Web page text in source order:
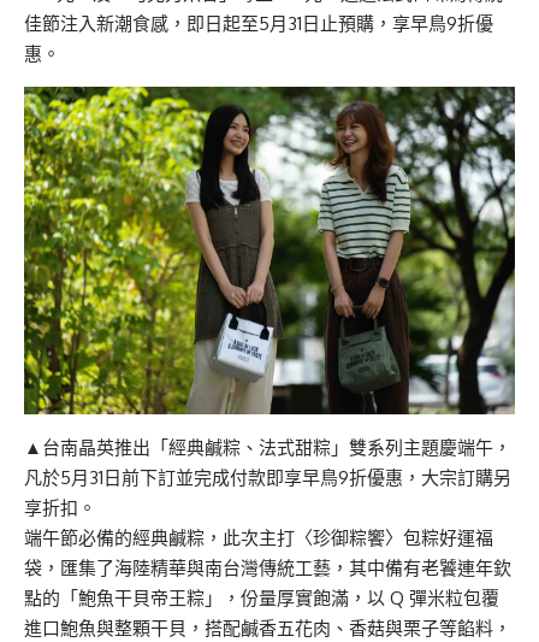
佳節注入新潮食感，即日起至5月31日止預購，享早鳥9折優
惠。
▲台南晶英推出「經典鹹粽、法式甜粽」雙系列主題慶端午，
凡於5月31日前下訂並完成付款即享早鳥9折優惠，大宗訂購另
享折扣。
端午節必備的經典鹹粽，此次主打〈珍御粽饗〉包粽好運福
袋，匯集了海陸精華與南台灣傳統工藝，其中備有老饕連年欽
點的「鮑魚干貝帝王粽」，份量厚實飽滿，以 Q 彈米粒包覆
進口鮑魚與整顆干貝，搭配鹹香五花肉、香菇與栗子等餡料，